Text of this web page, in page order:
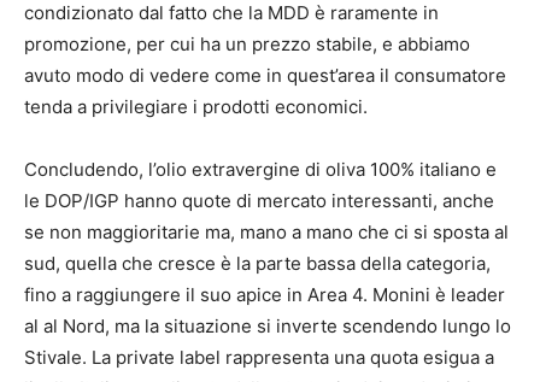
condizionato dal fatto che la MDD è raramente in
promozione, per cui ha un prezzo stabile, e abbiamo
avuto modo di vedere come in quest’area il consumatore
tenda a privilegiare i prodotti economici.
Concludendo, l’olio extravergine di oliva 100% italiano e
le DOP/IGP hanno quote di mercato interessanti, anche
se non maggioritarie ma, mano a mano che ci si sposta al
sud, quella che cresce è la parte bassa della categoria,
fino a raggiungere il suo apice in Area 4. Monini è leader
al al Nord, ma la situazione si inverte scendendo lungo lo
Stivale. La private label rappresenta una quota esigua a